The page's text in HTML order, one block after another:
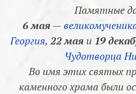
Памятные
6 мая—
Георгия, 22 маяи 19
Чудотворца
Во имя этих святых
каменного храма были